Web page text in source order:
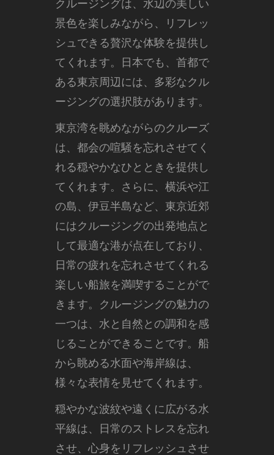
クルージングは、水辺の美しい
景色を楽しみながら、リフレッ
シュできる贅沢な体験を提供し
てくれます。日本でも、首都で
ある東京周辺には、多彩なクル
ージングの選択肢があります。
東京湾を眺めながらのクルーズ
は、都会の喧騒を忘れさせてく
れる穏やかなひとときを提供し
てくれます。さらに、横浜や江
の島、伊豆半島など、東京近郊
にはクルージングの出発地点と
して最適な港が点在しており、
日常の疲れを忘れさせてくれる
楽しい船旅を満喫することがで
きます。クルージングの魅力の
一つは、水と自然との調和を感
じることができることです。船
から眺める水面や海岸線は、
様々な表情を見せてくれます。
穏やかな波紋や遠くに広がる水
平線は、日常のストレスを忘れ
させ、心身をリフレッシュさせ